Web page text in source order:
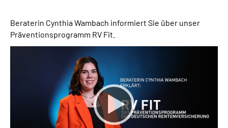
Über uns & Presse
Language
Beraterin Cynthia Wambach informiert Sie über unser
Präventionsprogramm RV Fit.